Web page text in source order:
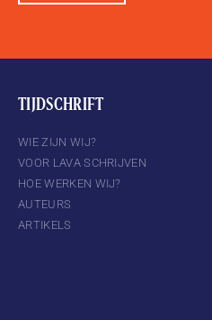
TIJDSCHRIFT
WIE ZIJN WIJ?
VOOR LAVA SCHRIJVEN
HOE WERKEN WIJ?
AUTEURS
ARTIKELS